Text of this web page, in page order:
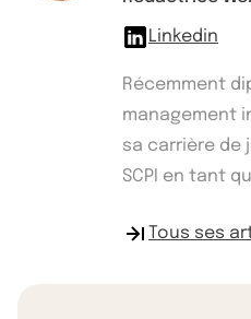
Linkedin
Récemment
management
sa carrière de
SCPI en tant
Tous ses